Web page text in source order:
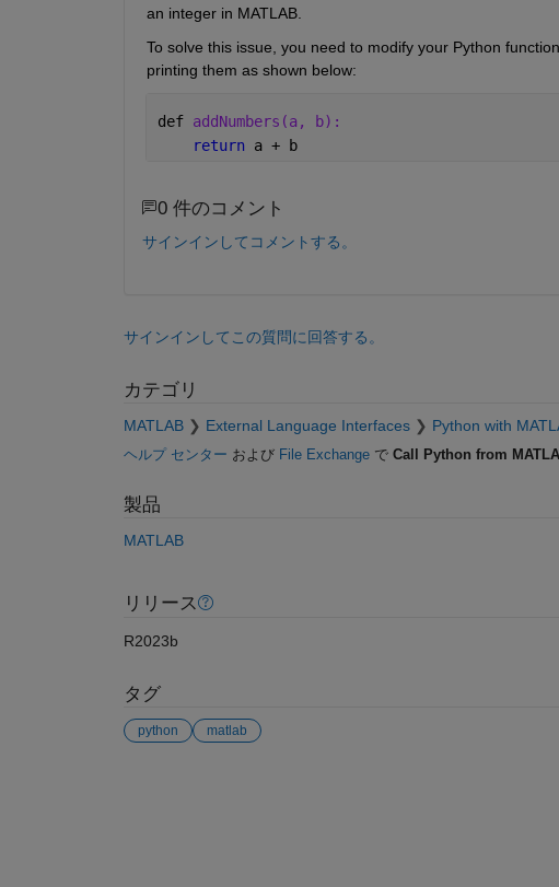
an integer in MATLAB.
To solve this issue, you need to modify your Python
printing them as shown below:
def addNumbers(a, b):
return a + b
0 件のコメント
サインインしてコメントする。
サインインしてこの質問に回答する。
カテゴリ
MATLAB External Language Interfaces Python with
ヘルプ センター および File Exchangeで Call Python from
製品
MATLAB
リリース
R2023b
タグ
python matlab